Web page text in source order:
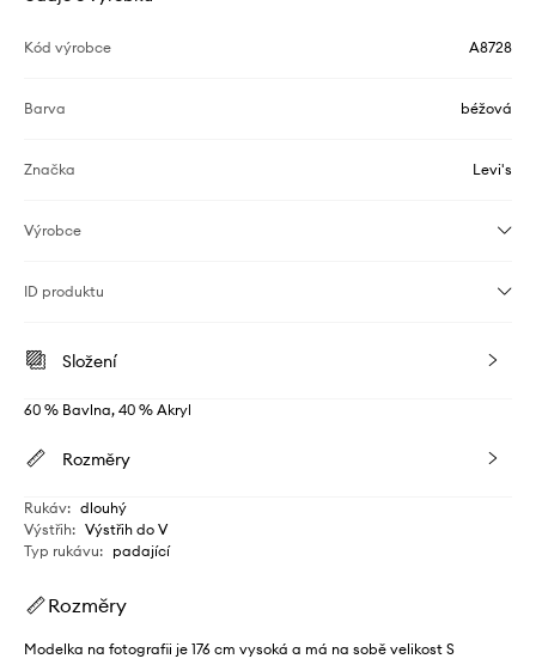
Kód výrobce A8728
Barva béžová
Značka Levi's
Výrobce
ID produktu
Složení
60 % Bavlna, 40 % Akryl
Rozměry
Rukáv: dlouhý
Výstřih: Výstřih do V
Typ rukávu: padající
Rozměry
Modelka na fotografii je 176 cm vysoká a má na sobě velikost S